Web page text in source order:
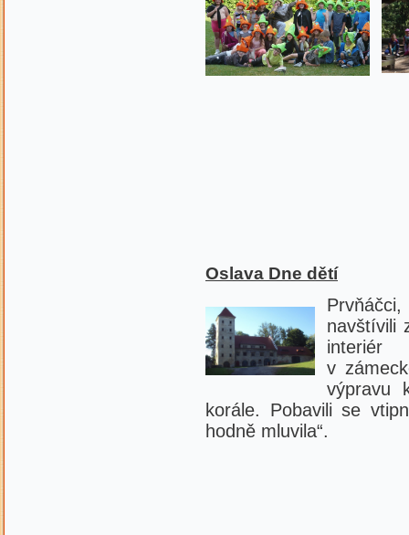
Oslava Dne dětí
navštívili
interiér
v
výpravu
korále. Pobavili se
hodně mluvila“.